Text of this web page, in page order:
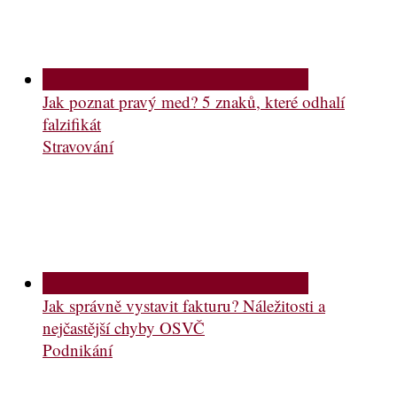
Jak poznat pravý med? 5 znaků, které odhalí
falzifikát
Stravování
Jak správně vystavit fakturu? Náležitosti a
nejčastější chyby OSVČ
Podnikání